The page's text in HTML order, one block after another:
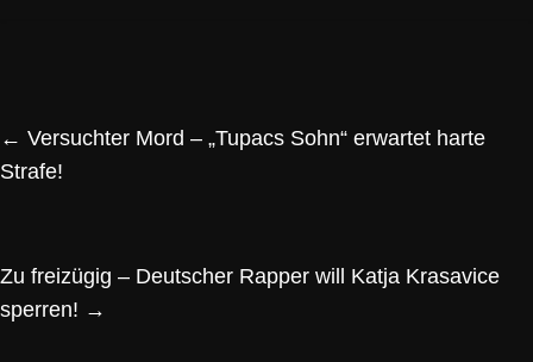
← Versuchter Mord – „Tupacs Sohn“ erwartet harte
Strafe!
Zu freizügig – Deutscher Rapper will Katja Krasavice
sperren! →